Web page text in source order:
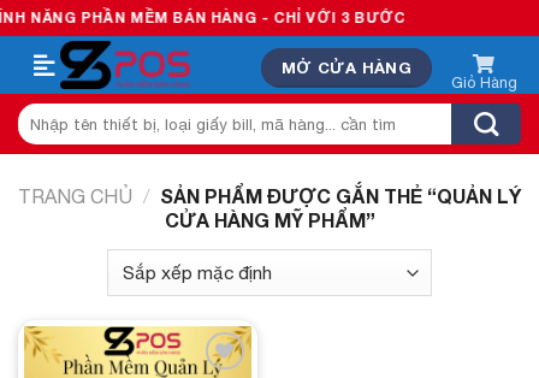
Skip
to
content
NĂNG PHẦN MỀM BÁN HÀNG - CHỈ VỚI 3 BƯỚC
MỞ CỬA HÀNG
Tìm
kiếm:
TRANG CHỦ / SẢN PHẨM ĐƯỢC GẮN THẺ “QUẢN LÝ
CỬA HÀNG MỸ PHẨM”